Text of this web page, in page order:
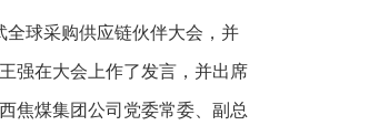
全球采购供应链伙伴大会，并
强在大会上作了发言，并出席
焦煤集团公司党委常委、副总